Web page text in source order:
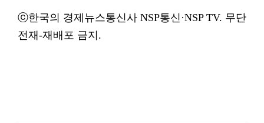
ⓒ한국의 경제뉴스통신사 NSP통신·NSP TV. 무단
전재-재배포 금지.